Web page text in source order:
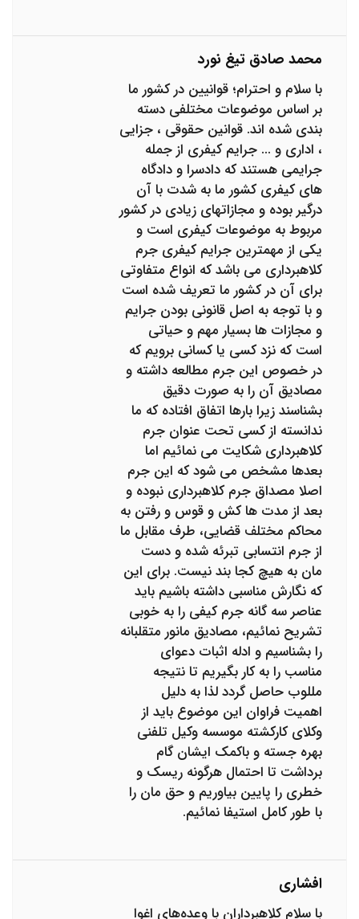
محمد صادق تیغ نورد
با سلام و احترام؛ قوانیین در کشور ما
بر اساس موضوعات مختلفی دسته
بندی شده اند. قوانین حقوقی ، جزایی
، اداری و ... جرایم کیفری از جمله
جرایمی هستند که دادسرا و دادگاه
های کیفری کشور ما به شدت با آن
درگیر بوده و مجازاتهای زیادی در کشور
مربوط به موضوعات کیفری است و
یکی از مهمترین جرایم کیفری جرم
کلاهبرداری می باشد که انواع متفاوتی
برای آن در کشور ما تعریف شده است
و با توجه به اصل قانونی بودن جرایم
و مجازات ها بسیار مهم و حیاتی
است که نزد کسی یا کسانی برویم که
در خصوص این جرم مطالعه داشته و
مصادیق آن را به صورت دقیق
بشناسند زیرا بارها اتفاق افتاده که ما
ندانسته از کسی تحت عنوان جرم
کلاهبرداری شکایت می نمائیم اما
بعدها مشخص می شود که این جرم
اصلا مصداق جرم کلاهبرداری نبوده و
بعد از مدت ها کش و قوس و رفتن به
محاکم مختلف قضایی، طرف مقابل ما
از جرم انتسابی تبرئه شده و دست
مان به هیچ کجا بند نیست. برای این
که نگارش مناسبی داشته باشیم باید
عناصر سه گانه جرم کیفی را به خوبی
تشریح نمائیم، مصادیق مانور متقلبانه
را بشناسیم و ادله اثبات دعوای
مناسب را به کار بگیریم تا نتیجه
مللوب حاصل گردد لذا به دلیل
اهمیت فراوان این موضوع باید از
وکلای کارکشته موسسه وکیل تلفنی
بهره جسته و باکمک ایشان گام
برداشت تا احتمال هرگونه ریسک و
خطری را پایین بیاوریم و حق مان را
با طور کامل استیفا نمائیم.
افشاری
با سلام کلاهبرداران با وعده‌های اغوا